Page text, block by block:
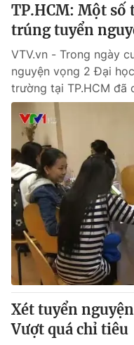
Phó Tổng Biên tập:
Nguyễn Trọng Ninh
024.38
Ðiện thoại Thời báo VTV:
Email:toasoan@vtv.vn
Liên hệ quảng cáo:024-
® Cấm sao chép dưới mọi
thuận bằng văn bản. Ghi
thông tin từ website này.
TP.HCM: Một số
trúng tuyển
VTV.vn - Trong ngày
nguyện vọng 2 Đại
trường tại TP.HCM đã
Xét tuyển
Vượt quá chỉ tiêu